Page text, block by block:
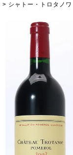
シャトー・トロタノ